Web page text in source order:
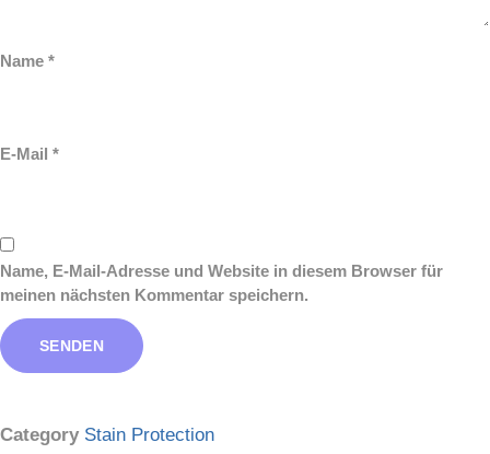
Name *
E-Mail *
Name, E-Mail-Adresse und Website in diesem Browser für
meinen nächsten Kommentar speichern.
Category Stain Protection